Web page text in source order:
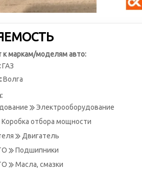
к маркам/моделям авто:
ГАЗ
Волга
Электрооборудование
Коробка отбора мощности
Двигатель
Подшипники
Масла, смазки